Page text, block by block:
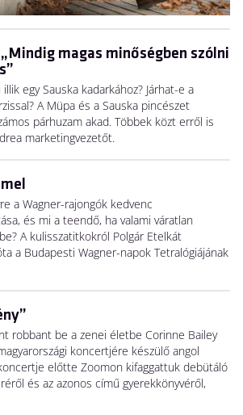
magas minőségben szólni
egy Sauska kadarkához? Járhat-e a
A Müpa és a Sauska pincészet
párhuzam akad. Többek közt erről is
marketingvezetőt.
a Wagner-rajongók kedvenc
és mi a teendő, ha valami váratlan
A kulisszatitkokról Polgár Etelkát
a Budapesti Wagner-napok Tetralógiájának
robbant be a zenei életbe Corinne Bailey
koncertjére készülő angol
előtte Zoomon kifaggattuk debütáló
és az azonos című gyerekkönyvéről,